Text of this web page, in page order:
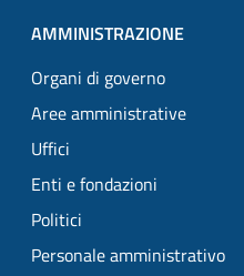
AMMINISTRAZIONE
Organi di governo
Aree amministrative
Uffici
Enti e fondazioni
Politici
Personale amministrativo